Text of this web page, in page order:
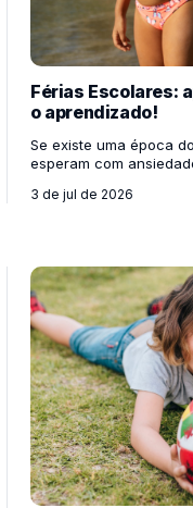
Férias Escolares:
o aprendizado!
Se existe uma época
esperam com
esquecer o
oportunidade ideal
aprendizado não
3 de jul de 2026